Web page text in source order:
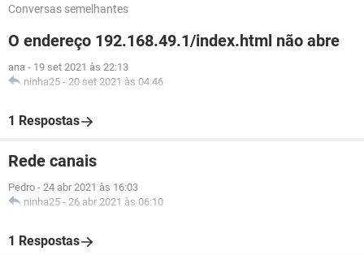
Conversas semelhantes
O endereço 192.168.49.1/index.html não abre
ana - 19 set 2021 às 22:13
ninha25 - 20 set 2021 às 04:46
1 Respostas
Rede canais
Pedro - 24 abr 2021 às 16:03
ninha25 - 26 abr 2021 às 06:10
1 Respostas